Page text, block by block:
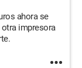
ahora se
impresora